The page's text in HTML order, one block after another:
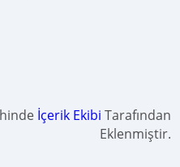
İçerik Ekibi Tarafından
Eklenmiştir.